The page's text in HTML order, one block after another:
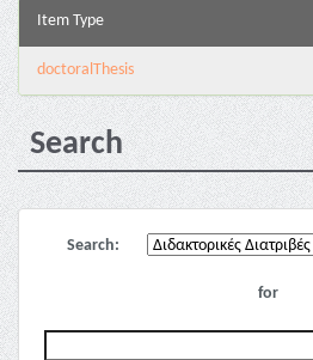
Item Type
doctoralThesis
Search
Search:
for